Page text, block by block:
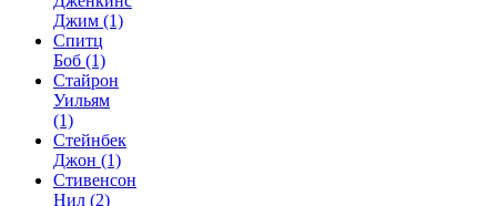
Джим (1)
Спитц
Боб (1)
Стайрон
Уильям
(1)
Стейнбек
Джон (1)
Стивенсон
Нил (2)